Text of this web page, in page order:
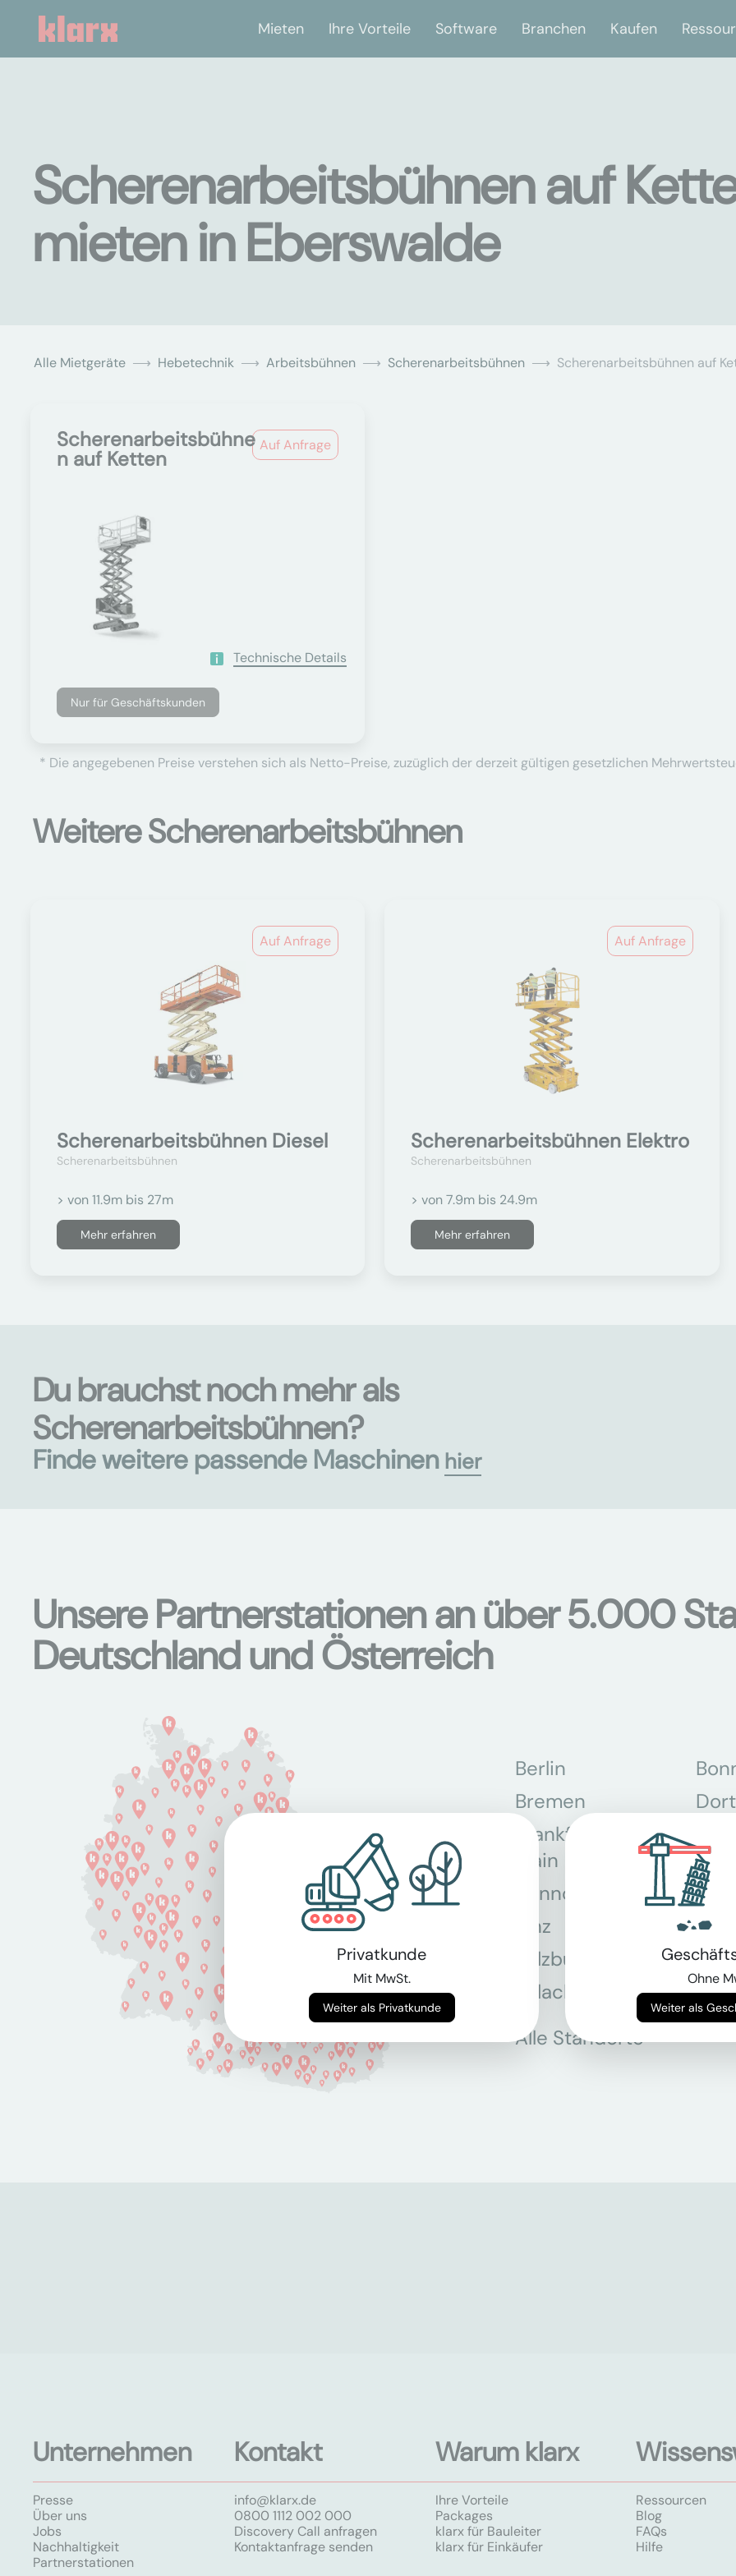
Mieten Ihre Vorteile Software Branchen Kaufen
Scherenarbeitsbühnen auf
mieten in Eberswalde
Alle Mietgeräte Hebetechnik Arbeitsbühnen Scherenarbeitsbühnen Scherenarbeitsbühnen auf
Auf Anfrage
Scherenarbeitsbühne
n auf Ketten
Technische Details
Nur für Geschäftskunden
* Die angegebenen Preise verstehen sich als Netto-Preise, zuzüglich der derzeit gültigen gesetzlichen
Weitere Scherenarbeitsbühnen
Auf Anfrage
Scherenarbeitsbühnen Diesel
Scherenarbeitsbühnen
> von 11.9m bis 27m
Mehr erfahren
Auf Anfrage
Scherenarbeitsbühnen Elektro
Scherenarbeitsbühnen
> von 7.9m bis 24.9m
Mehr erfahren
Du brauchst noch mehr als
Scherenarbeitsbühnen?
Finde weitere passende Maschinen hier
Unsere Partnerstationen an über 5.000
Deutschland und Österreich
Berlin
Bremen
Frankfurt am
Main
Hannover
Köln
Linz
Salzburg
Villach
Alle Standorte
Unternehmen
Presse
Über uns
Jobs
Nachhaltigkeit
Partnerstationen
Kontakt
info@klarx.de
0800 1112 002 000
Discovery Call anfragen
Kontaktanfrage senden
Warum klarx
Ihre Vorteile
Packages
klarx für Bauleiter
klarx für Einkäufer
Ressourcen
Blog
FAQs
Hilfe
Privatkunde
Mit MwSt.
Weiter als Privatkunde
Ohne
Weiter als